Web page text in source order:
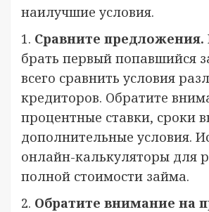
наилучшие условия.
1. Сравните предложения.
брать первый попавшийся
всего сравнить условия
кредиторов. Обратите
процентные ставки, сроки
дополнительные условия.
онлайн-калькуляторы для
полной стоимости займа.
2. Обратите внимание на